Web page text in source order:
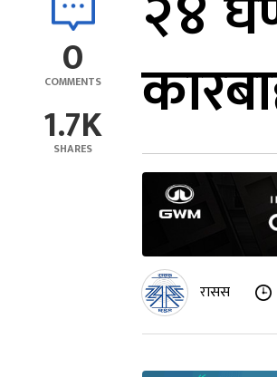
0
COMMENTS
1.7K
SHARES
रासस